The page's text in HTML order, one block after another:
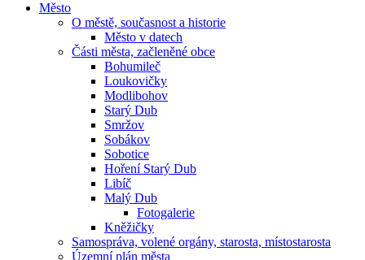
Město
O městě, současnost a historie
Město v datech
Části města, začleněné obce
Bohumileč
Loukovičky
Modlibohov
Starý Dub
Smržov
Sobákov
Sobotice
Hoření Starý Dub
Libíč
Malý Dub
Fotogalerie
Kněžičky
Samospráva, volené orgány, starosta, místostarosta
Územní plán města